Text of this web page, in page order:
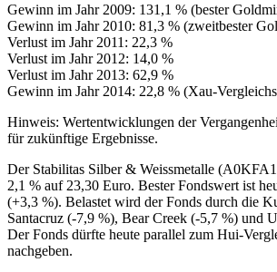
Gewinn im Jahr 2009: 131,1 % (bester
Gewinn im Jahr 2010: 81,3 % (zweitbester
Verlust im Jahr 2011: 22,3 %
Verlust im Jahr 2012: 14,0 %
Verlust im Jahr 2013: 62,9 %
Gewinn im Jahr 2014: 22,8 % (Xau-
Hinweis: Wertentwicklungen der
für zukünftige Ergebnisse.
Der Stabilitas Silber & Weissmetalle
2,1 % auf 23,30 Euro. Bester Fondswert ist
(+3,3 %). Belastet wird der Fonds durch die
Santacruz (-7,9 %), Bear Creek (-5,7 %) und
Der Fonds dürfte heute parallel zum Hui-
nachgeben.